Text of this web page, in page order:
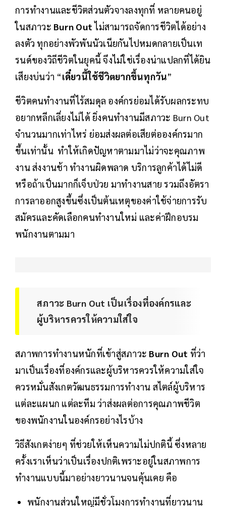
การทำงานและชีวิตส่วนตัวจางลงทุกที่ หลายคนอยู่
ในสภาวะ Burn Out ไม่สามารถจัดการชีวิตได้อย่าง
ลงตัว ทุกอย่างพัวพันนัวเนียกันไปหมดกลายเป็นเท
รนด์ของวิถีชีวิตในยุคนี้ จึงไม่ใช่เรื่องน่าแปลกที่ได้ยิน
เสียงบ่นว่า “เดี๋ยวนี้ใช้ชีวิตยากขึ้นทุกวัน”
ชีวิตคนทำงานที่ไร้สมดุล องค์กรย่อมได้รับผลกระทบ
อยากหลีกเลี่ยงไม่ได้ ยิ่งคนทำงานมีสภาวะ Burn Out
จำนวนมากเท่าไหร่ ย่อมส่งผลต่อเสียต่อองค์กรมาก
ขึ้นเท่านั้น ทำให้เกิดปัญหาตามมาไม่ว่าจะคุณภาพ
งาน ส่งงานช้า ทำงานผิดพลาด บริการลูกค้าได้ไม่ดี
หรือถ้าเป็นมากก็เจ็บป่วย มาทำงานสาย รวมถึงอัตรา
การลาออกสูงขึ้นซึ่งเป็นต้นเหตุของค่าใช้จ่ายการรับ
สมัครและคัดเลือกคนทำงานใหม่ และค่าฝึกอบรม
พนักงานตามมา
สภาวะ Burn Out เป็นเรื่องที่องค์กรและ
ผู้บริหารควรให้ความใส่ใจ
สภาพการทำงานหนักที่เข้าสู่สภาวะ Burn Out ที่ว่า
มาเป็นเรื่องที่องค์กรและผู้บริหารควรให้ความใส่ใจ
ควรหมั่นสังเกตวัฒนธรรมการทำงาน สไตล์ผู้บริหาร
แต่ละแผนก แต่ละทีม ว่าส่งผลต่อการคุณภาพชีวิต
ของพนักงานในองค์กรอย่างไรบ้าง
วิธีสังเกตง่ายๆ ที่ช่วยให้เห็นความไม่ปกตินี้ ซึ่งหลาย
ครั้งเราเห็นว่าเป็นเรื่องปกติเพราะอยู่ในสภาพการ
ทำงานแบบนี้มาอย่างยาวนานจนคุ้นเคย คือ
พนักงานส่วนใหญ่มีชั่วโมงการทำงานที่ยาวนาน